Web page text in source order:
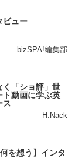
ビュー
bizSPA!編集部
く「ショ評」世
ト動画に学ぶ英
ス
H.Nack
何を想う】インタ